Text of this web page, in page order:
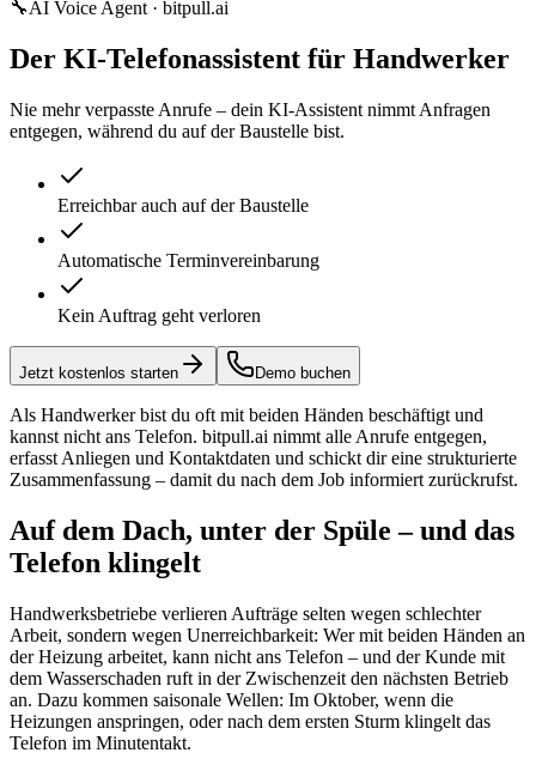
🔧AI Voice Agent · bitpull.ai
Der KI-Telefonassistent für Handwerker
Nie mehr verpasste Anrufe – dein KI-Assistent nimmt Anfragen
entgegen, während du auf der Baustelle bist.
Erreichbar auch auf der Baustelle
Automatische Terminvereinbarung
Kein Auftrag geht verloren
Jetzt kostenlos starten Demo buchen
Als Handwerker bist du oft mit beiden Händen beschäftigt und
kannst nicht ans Telefon. bitpull.ai nimmt alle Anrufe entgegen,
erfasst Anliegen und Kontaktdaten und schickt dir eine strukturierte
Zusammenfassung – damit du nach dem Job informiert zurückrufst.
Auf dem Dach, unter der Spüle – und das
Telefon klingelt
Handwerksbetriebe verlieren Aufträge selten wegen schlechter
Arbeit, sondern wegen Unerreichbarkeit: Wer mit beiden Händen an
der Heizung arbeitet, kann nicht ans Telefon – und der Kunde mit
dem Wasserschaden ruft in der Zwischenzeit den nächsten Betrieb
an. Dazu kommen saisonale Wellen: Im Oktober, wenn die
Heizungen anspringen, oder nach dem ersten Sturm klingelt das
Telefon im Minutentakt.